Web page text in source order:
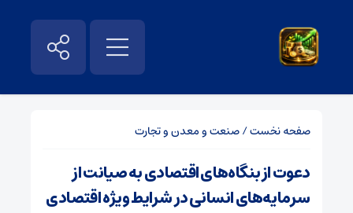
صفحه نخست/صنعت و معدن و تجارت
دعوت از بنگاه‌های اقتصادی به صیانت از
سرمایه‌های انسانی در شرایط ویژه اقتصادی